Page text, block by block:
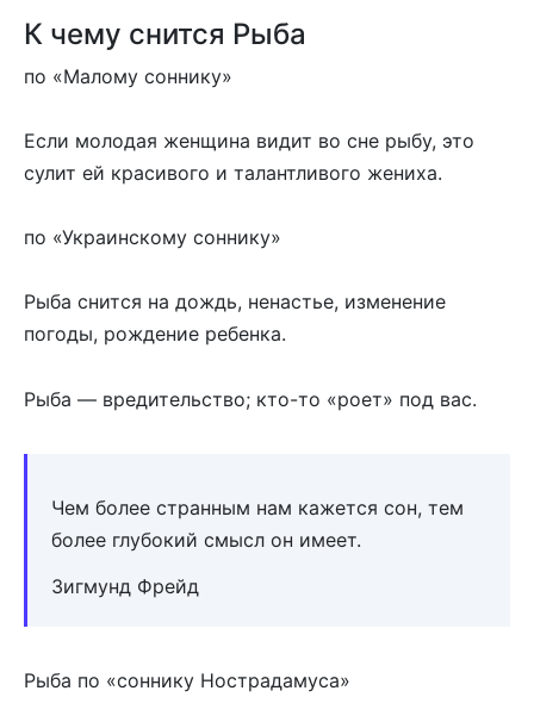
К чему снится Рыба
по «Малому соннику»
Если молодая женщина видит во сне рыбу, это
сулит ей красивого и талантливого жениха.
по «Украинскому соннику»
Рыба снится на дождь, ненастье, изменение
погоды, рождение ребенка.
Рыба — вредительство; кто-то «роет» под вас.
Чем более странным нам кажется сон, тем
более глубокий смысл он имеет.
Зигмунд Фрейд
Рыба по «соннику Нострадамуса»